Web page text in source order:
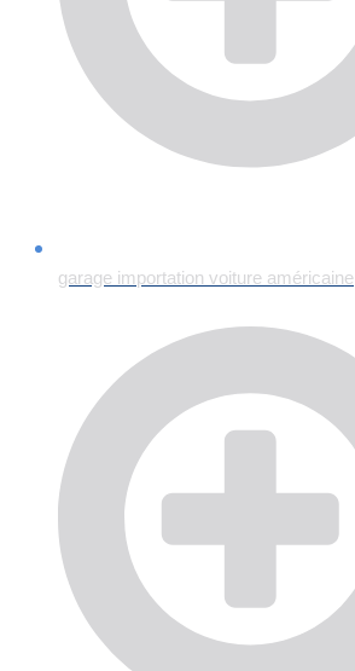
garage importation voiture américaine